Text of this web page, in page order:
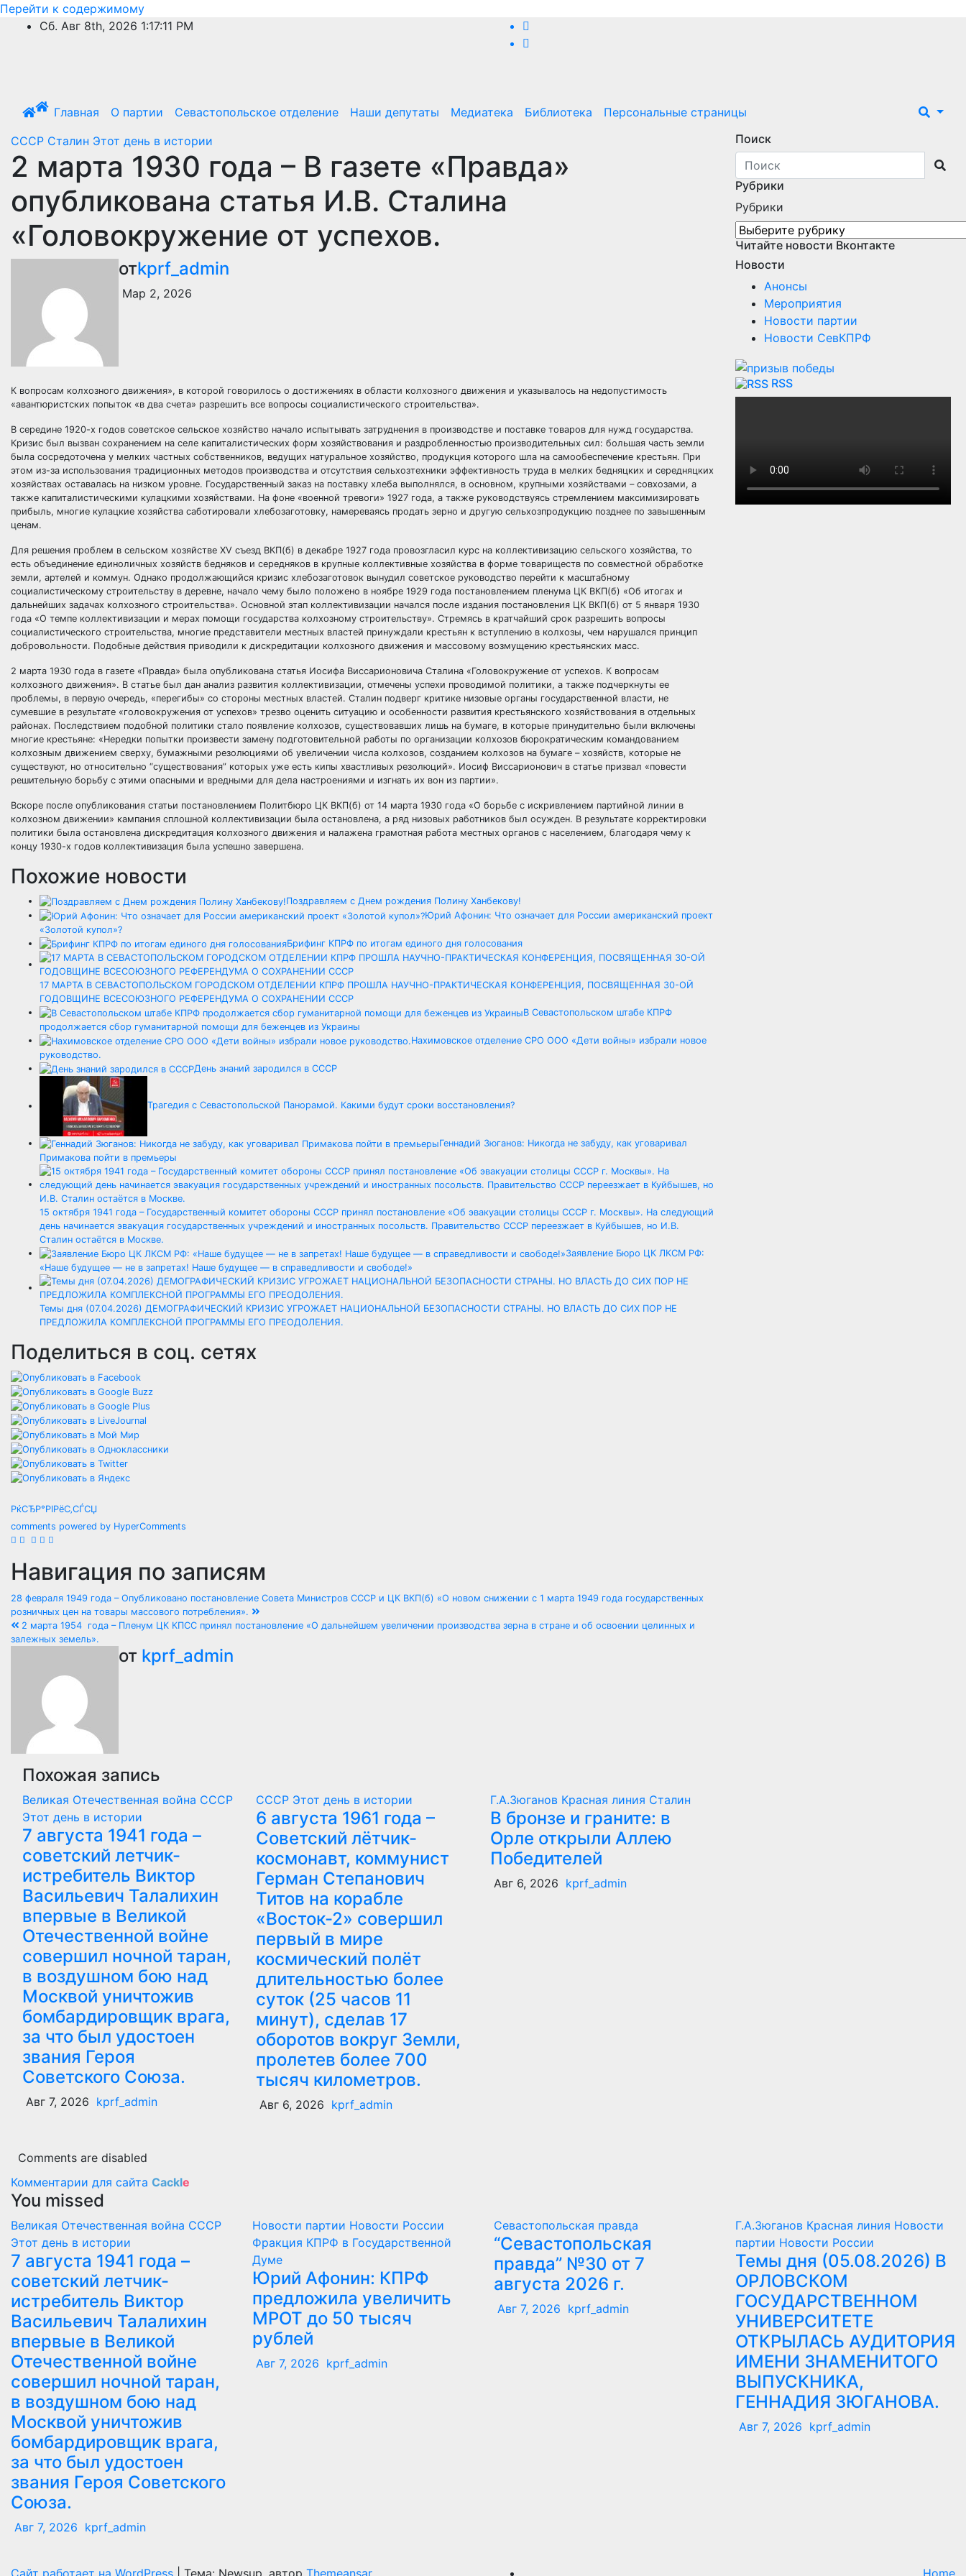
Перейти к содержимому
Сб. Авг 8th, 2026 1:17:12 PM
Главная О партии Севастопольское отделение Наши депутаты Медиатека Библиотека
Персональные страницы
СССР Сталин Этот день в истории
2 марта 1930 года – В газете «Правда»
опубликована статья И.В. Сталина
«Головокружение от успехов.
отkprf_admin
Мар 2, 2026
К вопросам колхозного движения», в которой говорилось о достижениях в области колхозного движения и указывалось на недопустимость
«авантюристских попыток «в два счета» разрешить все вопросы социалистического строительства».
В середине 1920-х годов советское сельское хозяйство начало испытывать затруднения в производстве и поставке товаров для нужд государства.
Кризис был вызван сохранением на селе капиталистических форм хозяйствования и раздробленностью производительных сил: большая часть земли
была сосредоточена у мелких частных собственников, ведущих натуральное хозяйство, продукция которого шла на самообеспечение крестьян. При
этом из-за использования традиционных методов производства и отсутствия сельхозтехники эффективность труда в мелких бедняцких и середняцких
хозяйствах оставалась на низком уровне. Государственный заказ на поставку хлеба выполнялся, в основном, крупными хозяйствами – совхозами, а
также капиталистическими кулацкими хозяйствами. На фоне «военной тревоги» 1927 года, а также руководствуясь стремлением максимизировать
прибыль, многие кулацкие хозяйства саботировали хлебозаготовку, намереваясь продать зерно и другую сельхозпродукцию позднее по завышенным
ценам.
Для решения проблем в сельском хозяйстве XV съезд ВКП(б) в декабре 1927 года провозгласил курс на коллективизацию сельского хозяйства, то
есть объединение единоличных хозяйств бедняков и середняков в крупные коллективные хозяйства в форме товариществ по совместной обработке
земли, артелей и коммун. Однако продолжающийся кризис хлебозаготовок вынудил советское руководство перейти к масштабному
социалистическому строительству в деревне, начало чему было положено в ноябре 1929 года постановлением пленума ЦК ВКП(б) «Об итогах и
дальнейших задачах колхозного строительства». Основной этап коллективизации начался после издания постановления ЦК ВКП(б) от 5 января 1930
года «О темпе коллективизации и мерах помощи государства колхозному строительству». Стремясь в кратчайший срок разрешить вопросы
социалистического строительства, многие представители местных властей принуждали крестьян к вступлению в колхозы, чем нарушался принцип
добровольности. Подобные действия приводили к дискредитации колхозного движения и массовому возмущению крестьянских масс.
2 марта 1930 года в газете «Правда» была опубликована статья Иосифа Виссарионовича Сталина «Головокружение от успехов. К вопросам
колхозного движения». В статье был дан анализ развития коллективизации, отмечены успехи проводимой политики, а также подчеркнуты ее
проблемы, в первую очередь, «перегибы» со стороны местных властей. Сталин подверг критике низовые органы государственной власти, не
сумевшие в результате «головокружения от успехов» трезво оценить ситуацию и особенности развития крестьянского хозяйствования в отдельных
районах. Последствием подобной политики стало появление колхозов, существовавших лишь на бумаге, в которые принудительно были включены
многие крестьяне: «Нередки попытки произвести замену подготовительной работы по организации колхозов бюрократическим командованием
колхозным движением сверху, бумажными резолюциями об увеличении числа колхозов, созданием колхозов на бумаге – хозяйств, которые не
существуют, но относительно “существования” которых уже есть кипы хвастливых резолюций». Иосиф Виссарионович в статье призвал «повести
решительную борьбу с этими опасными и вредными для дела настроениями и изгнать их вон из партии».
Вскоре после опубликования статьи постановлением Политбюро ЦК ВКП(б) от 14 марта 1930 года «О борьбе с искривлением партийной линии в
колхозном движении» кампания сплошной коллективизации была остановлена, а ряд низовых работников был осужден. В результате корректировки
политики была остановлена дискредитация колхозного движения и налажена грамотная работа местных органов с населением, благодаря чему к
концу 1930-х годов коллективизация была успешно завершена.
Похожие новости
Поздравляем с Днем рождения Полину Ханбекову!
Юрий Афонин: Что означает для России американский проект
«Золотой купол»?
Брифинг КПРФ по итогам единого дня голосования
17 МАРТА В СЕВАСТОПОЛЬСКОМ ГОРОДСКОМ ОТДЕЛЕНИИ КПРФ ПРОШЛА НАУЧНО-ПРАКТИЧЕСКАЯ КОНФЕРЕНЦИЯ, ПОСВЯЩЕННАЯ 30-ОЙ
ГОДОВЩИНЕ ВСЕСОЮЗНОГО РЕФЕРЕНДУМА О СОХРАНЕНИИ СССР
В Севастопольском штабе КПРФ
продолжается сбор гуманитарной помощи для беженцев из Украины
Нахимовское отделение СРО ООО «Дети войны» избрали новое
руководство.
День знаний зародился в СССР
Трагедия с Севастопольской Панорамой. Какими будут сроки восстановления?
Геннадий Зюганов: Никогда не забуду, как уговаривал
Примакова пойти в премьеры
15 октября 1941 года – Государственный комитет обороны СССР принял постановление «Об эвакуации столицы СССР г. Москвы». На следующий
день начинается эвакуация государственных учреждений и иностранных посольств. Правительство СССР переезжает в Куйбышев, но И.В.
Сталин остаётся в Москве.
Заявление Бюро ЦК ЛКСМ РФ:
«Наше будущее — не в запретах! Наше будущее — в справедливости и свободе!»
Темы дня (07.04.2026) ДЕМОГРАФИЧЕСКИЙ КРИЗИС УГРОЖАЕТ НАЦИОНАЛЬНОЙ БЕЗОПАСНОСТИ СТРАНЫ. НО ВЛАСТЬ ДО СИХ ПОР НЕ
ПРЕДЛОЖИЛА КОМПЛЕКСНОЙ ПРОГРАММЫ ЕГО ПРЕОДОЛЕНИЯ.
Поделиться в соц. сетях
РќСЂР°РІРёС‚СЃСЏ
comments powered by HyperComments
Навигация по записям
28 февраля 1949 года – Опубликовано постановление Совета Министров СССР и ЦК ВКП(б) «О новом снижении с 1 марта 1949 года государственных
розничных цен на товары массового потребления».
2 марта 1954 года – Пленум ЦК КПСС принял постановление «О дальнейшем увеличении производства зерна в стране и об освоении целинных и
залежных земель».
от kprf_admin
Похожая запись
Великая Отечественная война СССР
Этот день в истории
7 августа 1941 года –
советский летчик-
истребитель Виктор
Васильевич Талалихин
впервые в Великой
Отечественной войне
совершил ночной таран,
в воздушном бою над
Москвой уничтожив
бомбардировщик врага,
за что был удостоен
звания Героя
Советского Союза.
Авг 7, 2026 kprf_admin
СССР Этот день в истории
6 августа 1961 года –
Советский лётчик-
космонавт, коммунист
Герман Степанович
Титов на корабле
«Восток-2» совершил
первый в мире
космический полёт
длительностью более
суток (25 часов 11
минут), сделав 17
оборотов вокруг Земли,
пролетев более 700
тысяч километров.
Авг 6, 2026 kprf_admin
Г.А.Зюганов Красная линия Сталин
В бронзе и граните: в
Орле открыли Аллею
Победителей
Авг 6, 2026 kprf_admin
Comments are disabled
Комментарии для сайта Cackle
Поиск
Рубрики
Рубрики
Читайте новости Вконтакте
Новости
Анонсы
Мероприятия
Новости партии
Новости СевКПРФ
RSS
You missed
Великая Отечественная война СССР
Этот день в истории
7 августа 1941 года –
советский летчик-
истребитель Виктор
Васильевич Талалихин
впервые в Великой
Отечественной войне
совершил ночной таран,
в воздушном бою над
Москвой уничтожив
бомбардировщик врага,
за что был удостоен
звания Героя Советского
Союза.
Авг 7, 2026 kprf_admin
Новости партии Новости России
Фракция КПРФ в Государственной
Думе
Юрий Афонин: КПРФ
предложила увеличить
МРОТ до 50 тысяч
рублей
Авг 7, 2026 kprf_admin
Севастопольская правда
“Севастопольская
правда” №30 от 7
августа 2026 г.
Авг 7, 2026 kprf_admin
Г.А.Зюганов Красная линия Новости
партии Новости России
Темы дня (05.08.2026) В
ОРЛОВСКОМ
ГОСУДАРСТВЕННОМ
УНИВЕРСИТЕТЕ
ОТКРЫЛАСЬ АУДИТОРИЯ
ИМЕНИ ЗНАМЕНИТОГО
ВЫПУСКНИКА,
ГЕННАДИЯ ЗЮГАНОВА.
Авг 7, 2026 kprf_admin